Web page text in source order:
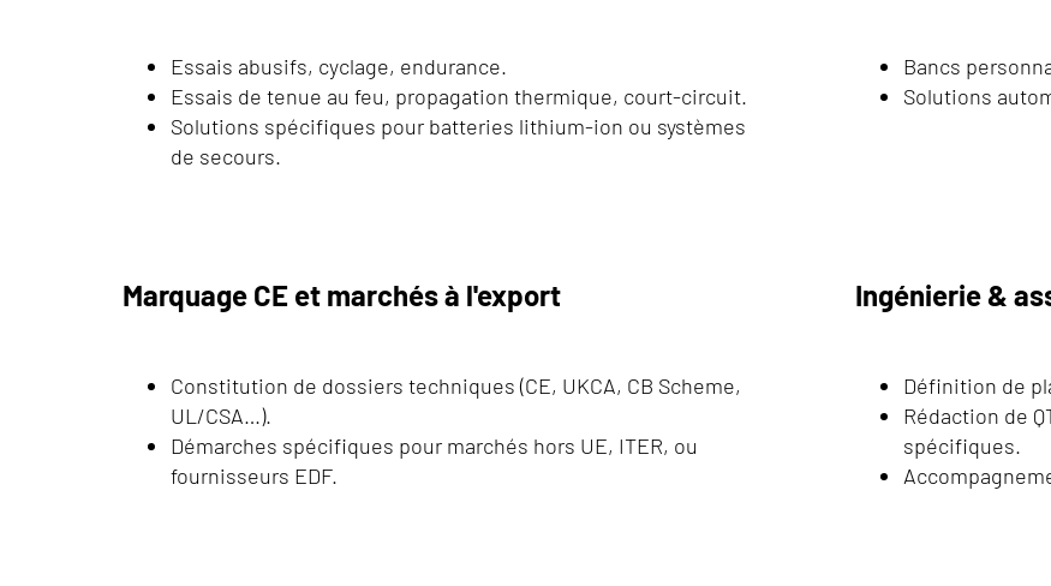
Essais abusifs, cyclage, endurance.
Essais de tenue au feu, propagation thermique, court-circuit.
Solutions spécifiques pour batteries lithium-ion ou systèmes
de secours.
Bancs
Solutions
Marquage CE et marchés à l'export
Constitution de dossiers techniques (CE, UKCA, CB Scheme,
UL/CSA…).
Démarches spécifiques pour marchés hors UE, ITER, ou
fournisseurs EDF.
Ingénierie &
Définition de
Rédaction de
spécifiques.